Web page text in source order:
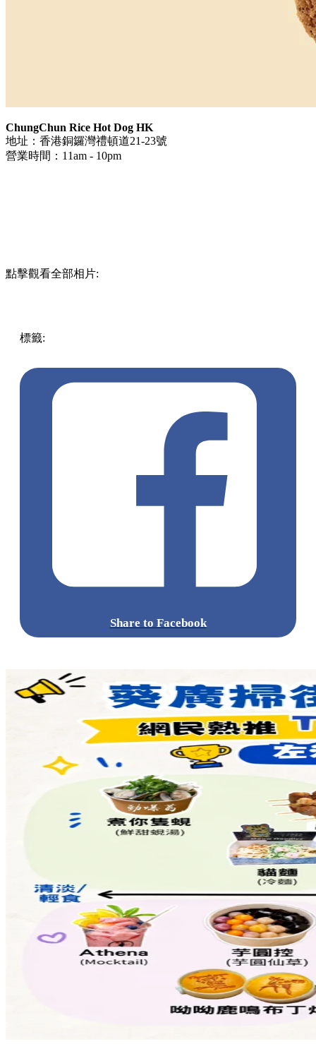
ChungChun Rice Hot Dog HK
地址：香港銅鑼灣禮頓道21-23號
營業時間：11am - 10pm
點擊觀看全部相片:
標籤:
Share to Facebook